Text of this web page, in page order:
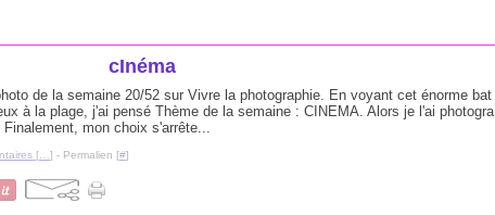
cInéma
de la semaine 20/52 sur Vivre la photographie. En voyant cet énorme bat
à la plage, j'ai pensé Thème de la semaine : CINEMA. Alors je l'ai photogra
mon choix s'arrête...
[ ] - Permalien [#]